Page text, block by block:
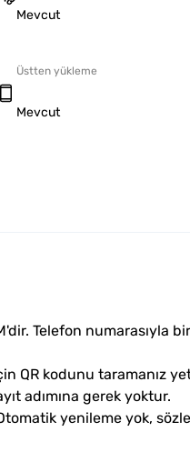
Mevcut
Üstten yükleme
Mevcut
Telefon numarasıyla
QR kodunu taramanız
adımına gerek yoktur.
yenileme yok,